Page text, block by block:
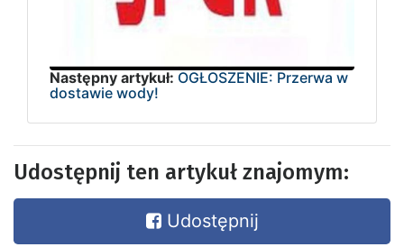
Następny artykuł: OGŁOSZENIE: Przerwa w
dostawie wody!
Udostępnij ten artykuł znajomym:
Udostępnij